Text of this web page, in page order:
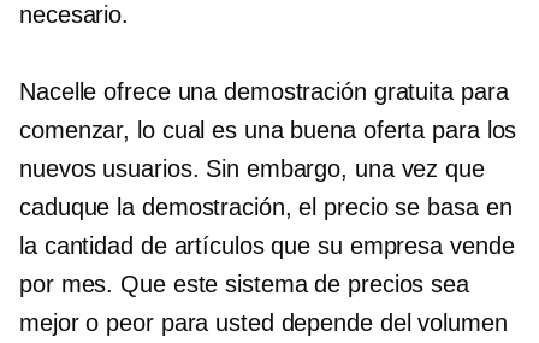
necesario.
Nacelle ofrece una demostración gratuita para
comenzar, lo cual es una buena oferta para los
nuevos usuarios. Sin embargo, una vez que
caduque la demostración, el precio se basa en
la cantidad de artículos que su empresa vende
por mes. Que este sistema de precios sea
mejor o peor para usted depende del volumen